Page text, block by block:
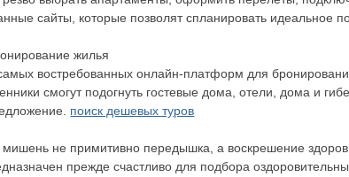
сайты, которые позволят спланировать идеальное
жилья
востребованных онлайн-платформ для
смогут подогнуть гостевые дома, отели, дома и
поиск дешевых туров
не примитивно передышка, а воскрешение
прежде счастливо для подбора